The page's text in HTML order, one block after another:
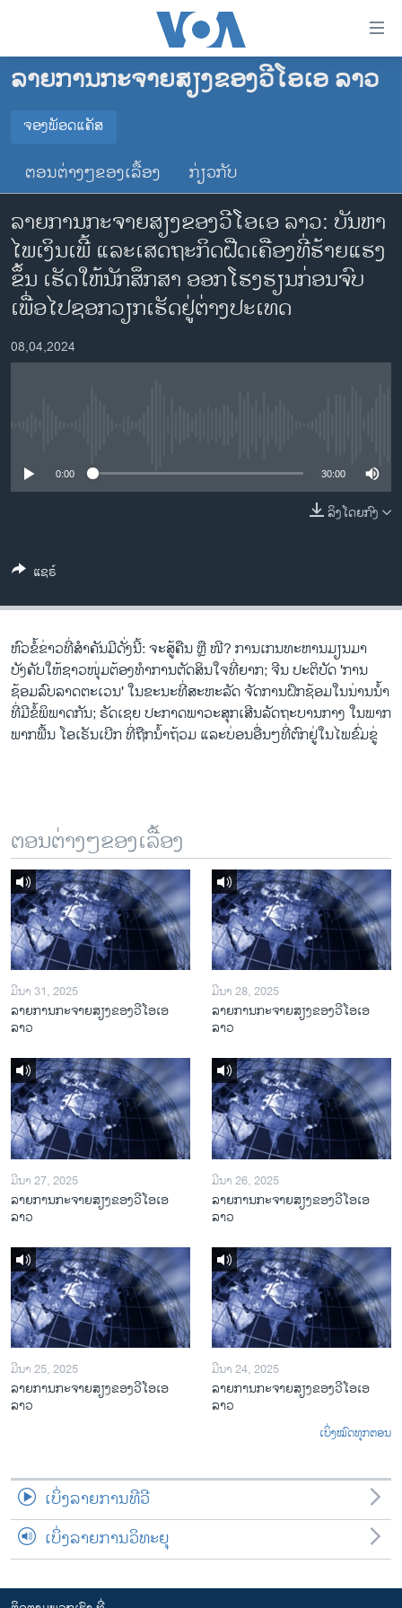
ເຂົ້າ
ຂ້າມ
ໄປ
ຊອກ
ຄົ້ນ
ໂຮມເພຈ
ລາວ
ອາເມຣິກາ
ການເລືອກຕັ້ງ ປະທານາທີບໍດີ ສະຫະລັດ 2024
ຂ່າວ​ຈີນ
ໂລກ
ເອເຊຍ
ອິດສະຫຼະພາບດ້ານການຂ່າວ
ຊີວິດຊາວລາວ
ພາສາອັງກິດ
ລາຍການກະຈາຍສຽງ
ລາຍງານ
ພາສາຕ່າງໆ
ລາຍການກະຈາຍສຽງຂອງວີໂອເອ ລາວ
ຈອງພັອດແຄັສ
ຈອງພັອດແຄັສ
YouTube
ຈອງ
ຕອນຕ່າງໆຂອງເລື້ອງ ກ່ຽວກັບ
ລາຍການກະຈາຍສຽງຂອງວີໂອເອ ລາວ: ບັນຫາ
ໄພເງິນເພີ້ ແລະເສດຖະກິດຝືດເຄືອງທີ່ຮ້າຍແຮງ
ຂຶ້ນ ເຮັດໃຫ້ນັກສຶກສາ ອອກໂຮງຮຽນກ່ອນຈົບ
ເພື່ອໄປຊອກວຽກເຮັດຢູ່ຕ່າງປະເທດ
08,04,2024
0:00 30:00
ລິງໂດຍກົງ
ແຊຣ໌
ຫົວຂໍ້ຂ່າວທີ່ສຳຄັນມີດັ່ງນີ້: ຈະສູ້ຄືນ ຫຼື ໜີ? ການເກນທະຫານມຽນມາ
ບັງຄັບໃຫ້ຊາວໜຸ່ມຕ້ອງທຳການຕັດສິນໃຈທີ່ຍາກ; ຈີນ ປະຕິບັດ 'ການ
ຊ້ອມລົບລາດຕະເວນ' ໃນຂະນະທີ່ສະຫະລັດ ຈັດການຝຶກຊ້ອມໃນນ່ານນໍ້າ
ທີ່ມີຂໍ້ພິພາດກັນ; ຣັດເຊຍ ປະກາດພາວະສຸກເສີນລັດຖະບານກາງ ໃນພາກ
ພາກພື້ນ ໂອເຣັນເບີກ ທີ່ຖືກນ້ຳຖ້ວມ ແລະບ່ອນອື່ນໆທີ່ຕົກຢູ່ໃນໄພຂົ່ມຂູ່
ຕອນຕ່າງໆຂອງເລື້ອງ
ມີນາ 31, 2025
ລາຍການກະຈາຍສຽງຂອງວີໂອເອ
ລາວ
ມີນາ 28, 2025
ລາຍການກະຈາຍສຽງຂອງວີໂອເອ
ລາວ
ມີນາ 27, 2025
ລາຍການກະຈາຍສຽງຂອງວີໂອເອ
ລາວ
ມີນາ 26, 2025
ລາຍການກະຈາຍສຽງຂອງວີໂອເອ
ລາວ
ມີນາ 25, 2025
ລາຍການກະຈາຍສຽງຂອງວີໂອເອ
ລາວ
ມີນາ 24, 2025
ລາຍການກະຈາຍສຽງຂອງວີໂອເອ
ລາວ
ເບິ່ງໝົດທຸກຕອນ
ເບິ່ງລາຍການທີວີ
ເບິ່ງລາຍການວິທະຍຸ